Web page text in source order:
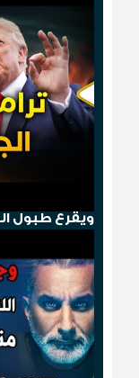
ويقرع طبول